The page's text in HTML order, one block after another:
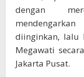
dengan
diinginkan, lalu
Megawati
Jakarta Pusat.